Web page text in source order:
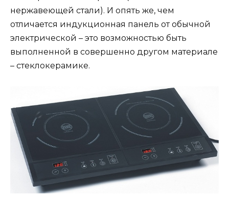
нержавеющей стали). И опять же, чем
отличается индукционная панель от обычной
электрической – это возможностью быть
выполненной в совершенно другом материале
– стеклокерамике.